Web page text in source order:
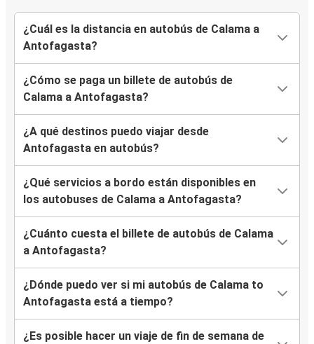
¿Cuál es la distancia en autobús de Calama a
Antofagasta?
¿Cómo se paga un billete de autobús de
Calama a Antofagasta?
¿A qué destinos puedo viajar desde
Antofagasta en autobús?
¿Qué servicios a bordo están disponibles en
los autobuses de Calama a Antofagasta?
¿Cuánto cuesta el billete de autobús de Calama
a Antofagasta?
¿Dónde puedo ver si mi autobús de Calama to
Antofagasta está a tiempo?
¿Es posible hacer un viaje de fin de semana de